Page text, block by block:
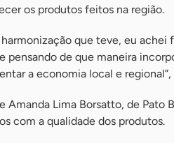
os produtos feitos na região.
que teve, eu
pensando de que maneira
a economia local e
Lima Borsatto, de Pato
com a qualidade dos produtos.